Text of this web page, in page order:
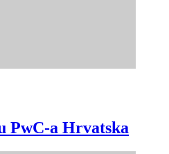
PwC-a Hrvatska